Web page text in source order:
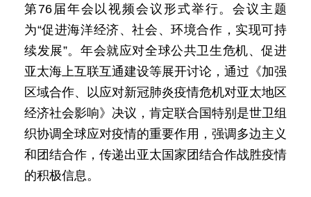
第76届年会以视频会议形式举行。会议主题
为“促进海洋经济、社会、环境合作，实现可持
续发展”。年会就应对全球公共卫生危机、促进
亚太海上互联互通建设等展开讨论，通过《加强
区域合作、以应对新冠肺炎疫情危机对亚太地区
经济社会影响》决议，肯定联合国特别是世卫组
织协调全球应对疫情的重要作用，强调多边主义
和团结合作，传递出亚太国家团结合作战胜疫情
的积极信息。